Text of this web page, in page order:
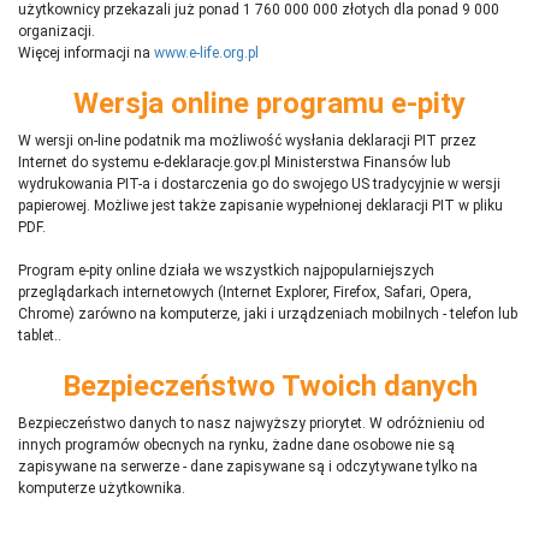
użytkownicy przekazali już ponad 1 760 000 000 złotych dla ponad 9 000
organizacji.
Więcej informacji na www.e-life.org.pl
Wersja online programu e-pity
W wersji on-line podatnik ma możliwość wysłania deklaracji PIT przez
Internet do systemu e-deklaracje.gov.pl Ministerstwa Finansów lub
wydrukowania PIT-a i dostarczenia go do swojego US tradycyjnie w wersji
papierowej. Możliwe jest także zapisanie wypełnionej deklaracji PIT w pliku
PDF.
Program e-pity online działa we wszystkich najpopularniejszych
przeglądarkach internetowych (Internet Explorer, Firefox, Safari, Opera,
Chrome) zarówno na komputerze, jaki i urządzeniach mobilnych - telefon lub
tablet..
Bezpieczeństwo Twoich danych
Bezpieczeństwo danych to nasz najwyższy priorytet. W odróżnieniu od
innych programów obecnych na rynku, żadne dane osobowe nie są
zapisywane na serwerze - dane zapisywane są i odczytywane tylko na
komputerze użytkownika.